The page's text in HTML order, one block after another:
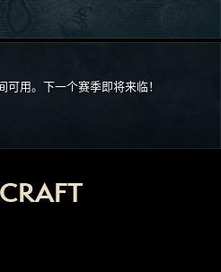
可用。下一个赛季即将来临！